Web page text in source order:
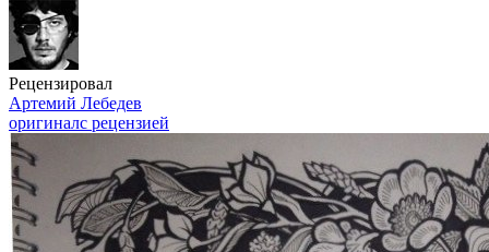
Рецензировал
Артемий Лебедев
оригиналс рецензией